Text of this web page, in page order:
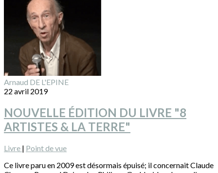
Arnaud DE L'EPINE
22 avril 2019
NOUVELLE ÉDITION DU LIVRE "8
ARTISTES & LA TERRE"
Livre | Point de vue
Ce livre paru en 2009 est désormais épuisé; il concernait Claude